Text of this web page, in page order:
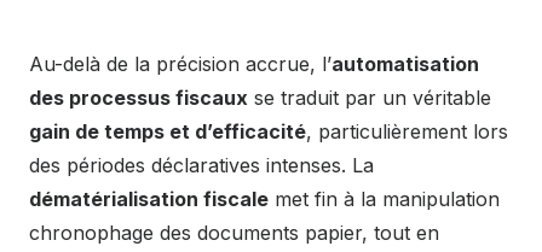
Au-delà de la précision accrue, l’automatisation
des processus fiscaux se traduit par un véritable
gain de temps et d’efficacité, particulièrement lors
des périodes déclaratives intenses. La
dématérialisation fiscale met fin à la manipulation
chronophage des documents papier, tout en